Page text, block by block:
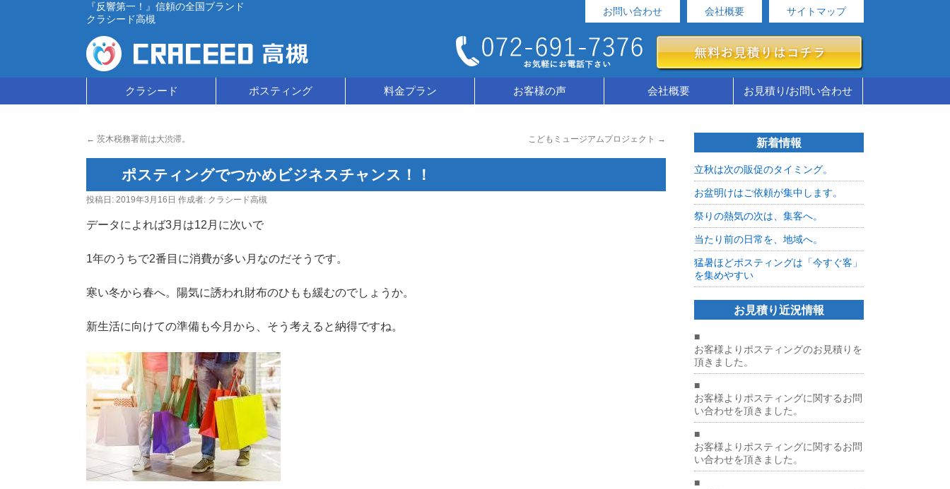
『反響第一！』信頼の全国ブランド
クラシード高槻
お問い合わせ 会社概要 サイトマップ
テ
ツ
へ
ス
プ
クラシード ポスティング 料金プラン お客様の声 会社概要 お見積り/お問い合わせ
← 茨木税務署前は大渋滞。 こどもミュージアムプロジェクト →
ポスティングでつかめビジネスチャンス！！
投稿日: 2019年3月16日 作成者: クラシード高槻
データによれば3月は12月に次いで
1年のうちで2番目に消費が多い月なのだそうです。
寒い冬から春へ。陽気に誘われ財布のひもも緩むのでしょうか。
新生活に向けての準備も今月から、そう考えると納得ですね。
新着情報
立秋は次の販促のタイミング。
お盆明けはご依頼が集中します。
祭りの熱気の次は、集客へ。
当たり前の日常を、地域へ。
猛暑ほどポスティングは「今すぐ客」
を集めやすい
お見積り近況情報
■
お客様よりポスティングのお見積りを
頂きました。
■
お客様よりポスティングに関するお問
い合わせを頂きました。
■
お客様よりポスティングに関するお問
い合わせを頂きました。
■